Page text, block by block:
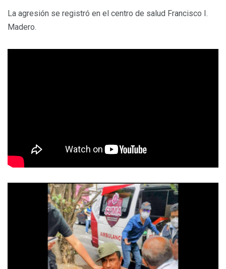
La agresión se registró en el centro de salud Francisco I.
Madero.